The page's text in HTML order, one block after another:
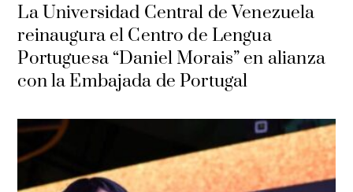
La Universidad Central de Venezuela
reinaugura el Centro de Lengua
Portuguesa “Daniel Morais” en alianza
con la Embajada de Portugal